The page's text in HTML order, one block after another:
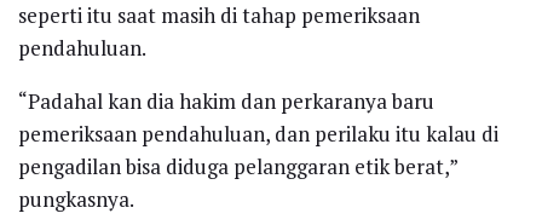
seperti itu saat masih di tahap pemeriksaan
pendahuluan.
“Padahal kan dia hakim dan perkaranya baru
pemeriksaan pendahuluan, dan perilaku itu kalau di
pengadilan bisa diduga pelanggaran etik berat,”
pungkasnya.